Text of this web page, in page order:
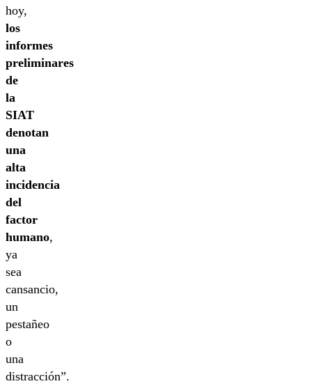
hoy,
los
informes
preliminares
de
la
SIAT
denotan
una
alta
incidencia
del
factor
humano,
ya
sea
cansancio,
un
pestañeo
o
una
distracción”.